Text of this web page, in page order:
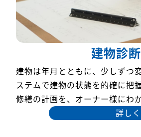
建物診
建物は年月とともに、少しずつ
ステムで建物の状態を的確に把
修繕の計画を、オーナー様にわ
詳し